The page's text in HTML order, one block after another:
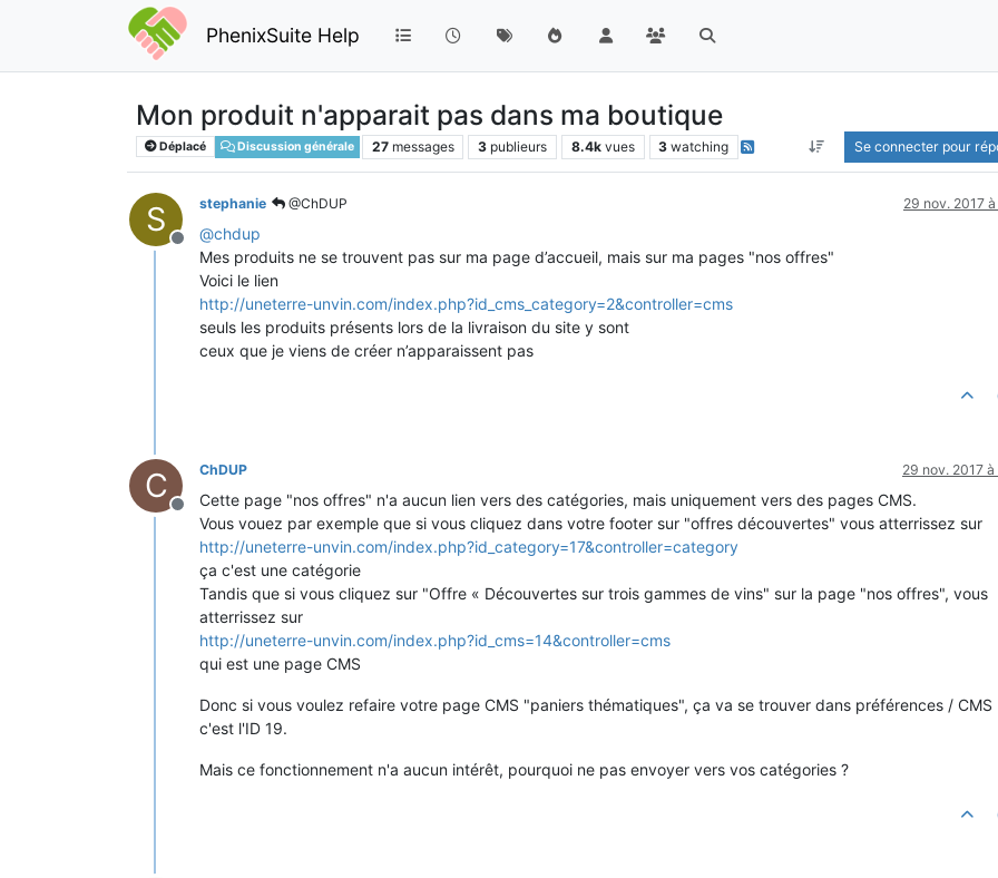
PhenixSuite Help
Mon produit n'apparait pas dans ma boutique
Déplacé Discussion générale 27 messages 3 publieurs 8.4k vues 3 watching Se connecter pour
S
Hors-ligne
stephanie @ChDUP 29 nov. 2017 à
@chdup
Mes produits ne se trouvent pas sur ma page d’accueil, mais sur ma pages "nos offres"
Voici le lien
http://uneterre-unvin.com/index.php?id_cms_category=2&controller=cms
seuls les produits présents lors de la livraison du site y sont
ceux que je viens de créer n’apparaissent pas
C
Hors-ligne
ChDUP 29 nov. 2017
Cette page "nos offres" n'a aucun lien vers des catégories, mais uniquement vers des pages CMS.
Vous vouez par exemple que si vous cliquez dans votre footer sur "offres découvertes" vous atterrissez sur
http://uneterre-unvin.com/index.php?id_category=17&controller=category
ça c'est une catégorie
Tandis que si vous cliquez sur "Offre « Découvertes sur trois gammes de vins" sur la page "nos offres", vous
atterrissez sur
http://uneterre-unvin.com/index.php?id_cms=14&controller=cms
qui est une page CMS
Donc si vous voulez refaire votre page CMS "paniers thématiques", ça va se trouver dans préférences / CMS
c'est l'ID 19.
Mais ce fonctionnement n'a aucun intérêt, pourquoi ne pas envoyer vers vos catégories ?